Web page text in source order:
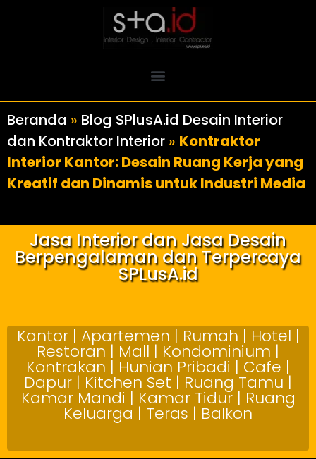
Beranda » Blog SPlusA.id Desain Interior
dan Kontraktor Interior » Kontraktor
Interior Kantor: Desain Ruang Kerja yang
Kreatif dan Dinamis untuk Industri Media
Jasa Interior dan Jasa Desain
Berpengalaman dan Terpercaya
SPLusA.id
Kantor | Apartemen | Rumah | Hotel |
Restoran | Mall | Kondominium |
Kontrakan | Hunian Pribadi | Cafe |
Dapur | Kitchen Set | Ruang Tamu |
Kamar Mandi | Kamar Tidur | Ruang
Keluarga | Teras | Balkon